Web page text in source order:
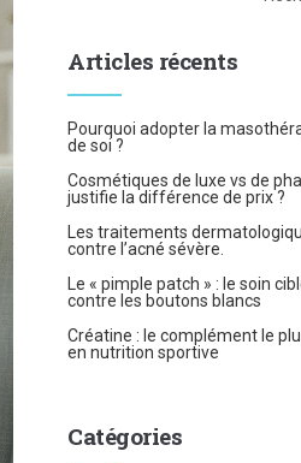
Articles récents
Pourquoi adopter la
de soi ?
Cosmétiques de luxe vs de
justifie la différence de prix ?
Les traitements
contre l’acné sévère.
Le « pimple patch » : le soin
contre les boutons blancs
Créatine : le complément le
en nutrition sportive
Catégories